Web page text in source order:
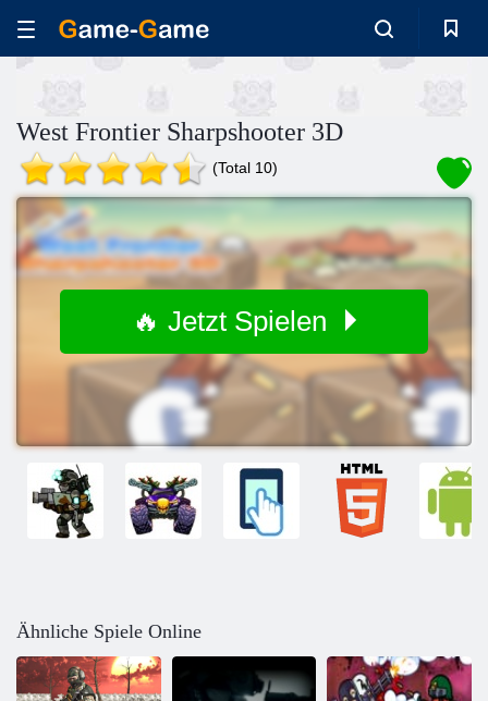
West Frontier Sharpshooter 3D
(Total 10)
🔥 Jetzt Spielen
Ähnliche Spiele Online